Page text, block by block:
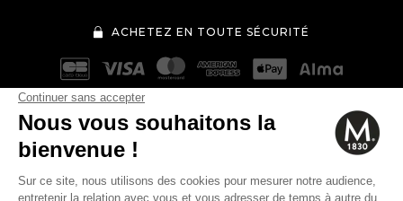
ACHETEZ EN TOUTE SÉCURITÉ